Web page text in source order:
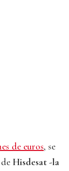
de euros, se
Hisdesat -la